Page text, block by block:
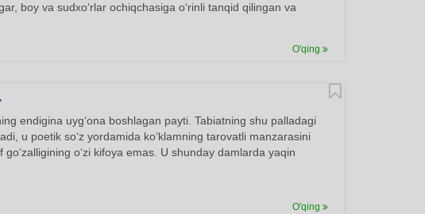
boy va sudxo‘rlar ochiqchasiga o‘rinli tanqid qilingan va
O'qing
endigina uyg‘ona boshlagan payti. Tabiatning shu palladagi
u poetik so‘z yordamida ko‘klamning tarovatli manzarasini
o‘zi kifoya emas. U shunday damlarda yaqin
O'qing